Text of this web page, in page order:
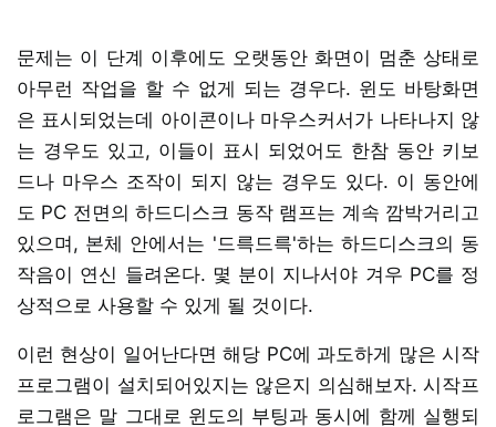
문제는 이 단계 이후에도 오랫동안 화면이 멈춘 상태로
아무런 작업을 할 수 없게 되는 경우다. 윈도 바탕화면
은 표시되었는데 아이콘이나 마우스커서가 나타나지 않
는 경우도 있고, 이들이 표시 되었어도 한참 동안 키보
드나 마우스 조작이 되지 않는 경우도 있다. 이 동안에
도 PC 전면의 하드디스크 동작 램프는 계속 깜박거리고
있으며, 본체 안에서는 '드륵드륵'하는 하드디스크의 동
작음이 연신 들려온다. 몇 분이 지나서야 겨우 PC를 정
상적으로 사용할 수 있게 될 것이다.
이런 현상이 일어난다면 해당 PC에 과도하게 많은 시작
프로그램이 설치되어있지는 않은지 의심해보자. 시작프
로그램은 말 그대로 윈도의 부팅과 동시에 함께 실행되